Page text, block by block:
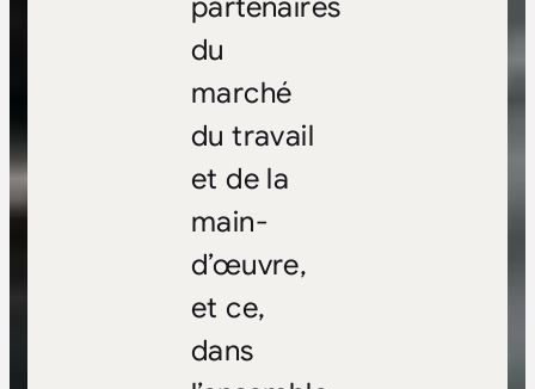
partenaires
du
marché
du travail
et de la
main-
d’œuvre,
et ce,
dans